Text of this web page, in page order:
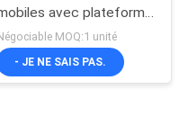
avec plateforme
MOQ:1 unité
- JE NE SAIS PAS.